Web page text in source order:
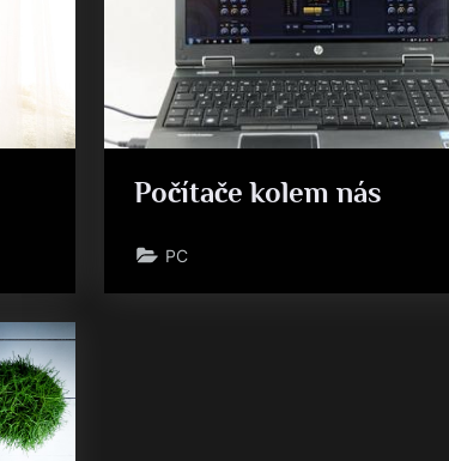
Počítače kolem nás
PC